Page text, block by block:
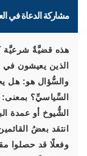
مشاركة الدعاة في
هذه قضيَّةٌ شرعيَّة
الذين يعيشون في
والسُّؤال هو: هل
السِّياسيِّ؟
الشُّيوخ أو عمدة
انتقد بعضُ
وفعلًا قد حصلوا